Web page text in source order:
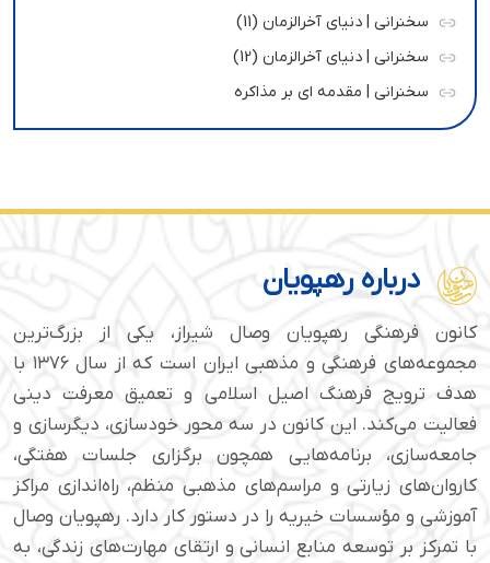
سخنرانی | دنیای آخرالزمان (11)
سخنرانی | دنیای آخرالزمان (12)
سخنرانی | مقدمه ای بر مذاکره
درباره رهپویان
کانون فرهنگی رهپویان وصال شیراز، یکی از بزرگ‌ترین
مجموعه‌های فرهنگی و مذهبی ایران است که از سال ۱۳۷۶ با
هدف ترویج فرهنگ اصیل اسلامی و تعمیق معرفت دینی
فعالیت می‌کند. این کانون در سه محور خودسازی، دیگرسازی و
جامعه‌سازی، برنامه‌هایی همچون برگزاری جلسات هفتگی،
کاروان‌های زیارتی و مراسم‌های مذهبی منظم، راه‌اندازی مراکز
آموزشی و مؤسسات خیریه را در دستور کار دارد. رهپویان وصال
با تمرکز بر توسعه منابع انسانی و ارتقای مهارت‌های زندگی، به